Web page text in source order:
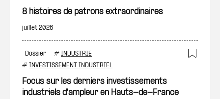
8 histoires de patrons extraordinaires
juillet 2026
Dossier # INDUSTRIE
# INVESTISSEMENT INDUSTRIEL
Focus sur les derniers investissements
industriels d'ampleur en Hauts-de-France